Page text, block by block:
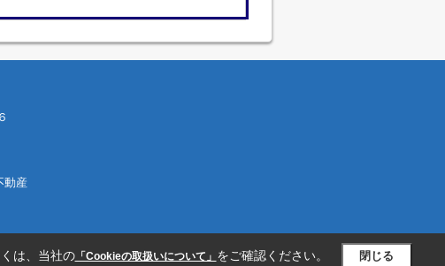
動産
は、当社の「Cookieの取扱いについて」 をご確認ください。 閉じる